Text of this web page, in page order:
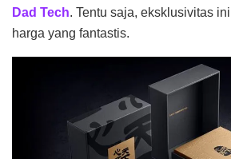
Dad Tech. Tentu saja, eksklusivitas
harga yang fantastis.